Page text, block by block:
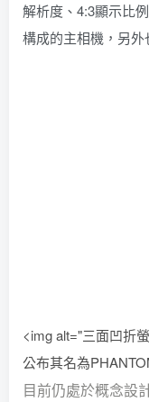
解析度、4:3顯示比
構成的主相機，另外
<img alt="三面凹折
公布其名為
目前仍處於概念設